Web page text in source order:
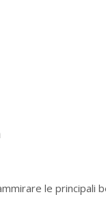
le principali